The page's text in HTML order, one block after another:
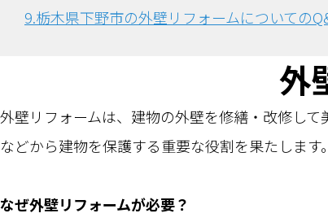
9.栃木県下野市の外壁リフォームについての
外
外壁リフォームは、建物の外壁を修繕・改修し
などから建物を保護する重要な役割を果たします。
なぜ外壁リフォームが必要？